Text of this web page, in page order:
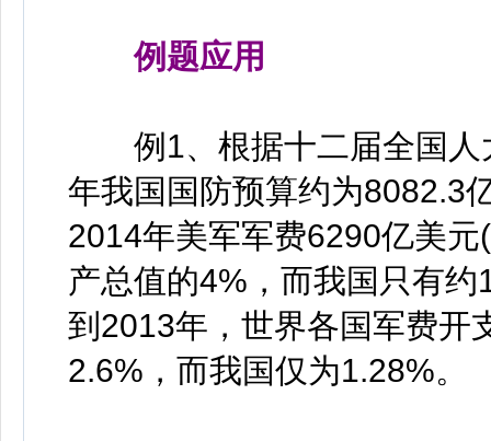
例题应用
例1、根据十二届全国人
年我国国防预算约为8082.3
2014年美军军费6290亿美
产总值的4%，而我国只有
到2013年，世界各国军费开
2.6%，而我国仅为1.28%。